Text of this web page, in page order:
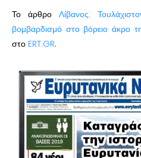
Το άρθρο Λίβανος:
βομβαρδισμό στο βόρειο άκρο
στο ERT.GR.